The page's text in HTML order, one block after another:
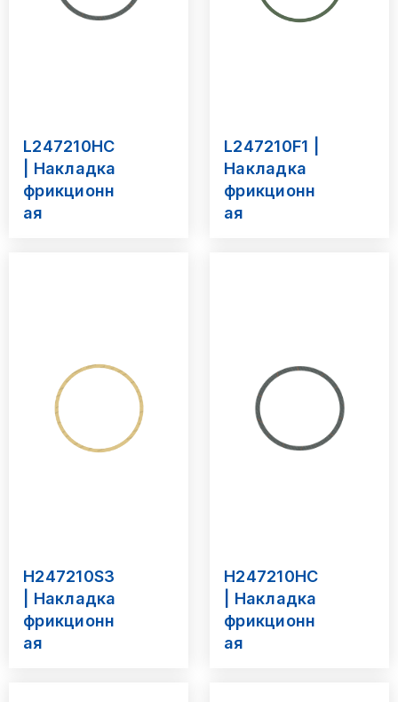
L247210HC
| Накладка
фрикционн
ая
L247210F1 |
Накладка
фрикционн
ая
H247210S3
| Накладка
фрикционн
ая
H247210HC
| Накладка
фрикционн
ая